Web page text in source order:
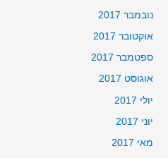
נובמבר 2017
אוקטובר 2017
ספטמבר 2017
אוגוסט 2017
יולי 2017
יוני 2017
מאי 2017